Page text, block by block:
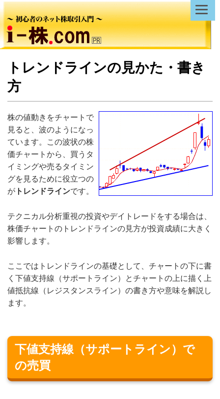
トレンドラインの見かた・書き
方
株の値動きをチャートで
見ると、波のようになっ
ています。この波状の株
価チャートから、買うタ
イミングや売るタイミン
グを見るために役立つの
が トレンドラインです。
テクニカル分析重視の投資やデイトレードをする場合は、
株価チャートのトレンドラインの見方が投資成績に大きく
影響します。
ここではトレンドラインの基礎として、チャートの下に書
く下値支持線（サポートライン）とチャートの上に描く上
値抵抗線（レジスタンスライン）の書き方や意味を解説し
ます。
下値支持線（サポートライン）で
の売買